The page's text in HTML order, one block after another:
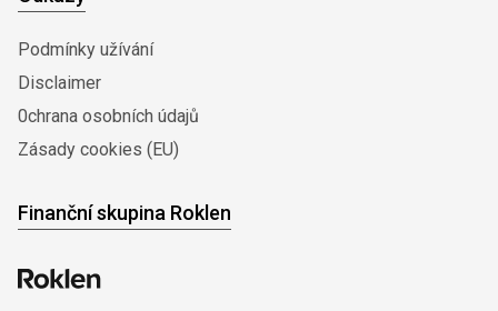
Podmínky užívání
Disclaimer
0chrana osobních údajů
Zásady cookies (EU)
Finanční skupina Roklen